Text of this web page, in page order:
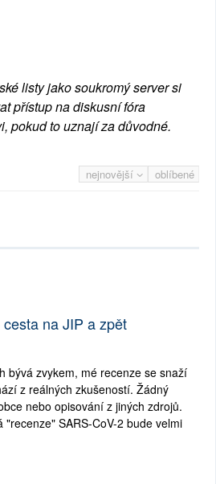
listy jako soukromý server si
přístup na diskusní fóra
pokud to uznají za důvodné.
nejnovější oblíbené
na JIP a zpět
bývá zvykem, mé recenze se snaží
z reálných zkušeností. Žádný
nebo opisování z jiných zdrojů.
"recenze" SARS-CoV-2 bude velmi